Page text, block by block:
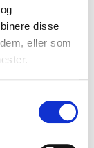
disse
eller som